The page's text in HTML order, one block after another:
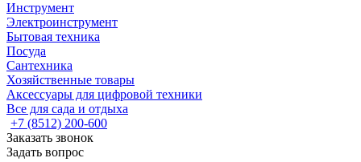
Инструмент
Электроинструмент
Бытовая техника
Посуда
Сантехника
Хозяйственные товары
Аксессуары для цифровой техники
Все для сада и отдыха
+7 (8512) 200-600
Заказать звонок
Задать вопрос